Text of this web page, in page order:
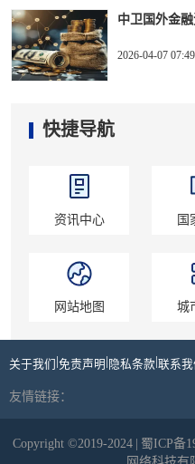
中卫国外金
2026-04-07
快捷导航
资讯中心 国
网站地图 城
关于我们 免责声明 隐私条款 联系我
友情链接：
Copyright ©2019-2024 蜀ICP备